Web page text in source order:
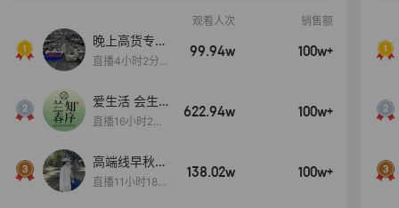
观看人次 销售额
晚上高货专场
大放漏
直播4小时2分5
99.94w 100w+
爱生活 会生
活
直播16小时24
622.94w 100w+
高端线早秋现
货首发
直播11小时18分
138.02w 100w+